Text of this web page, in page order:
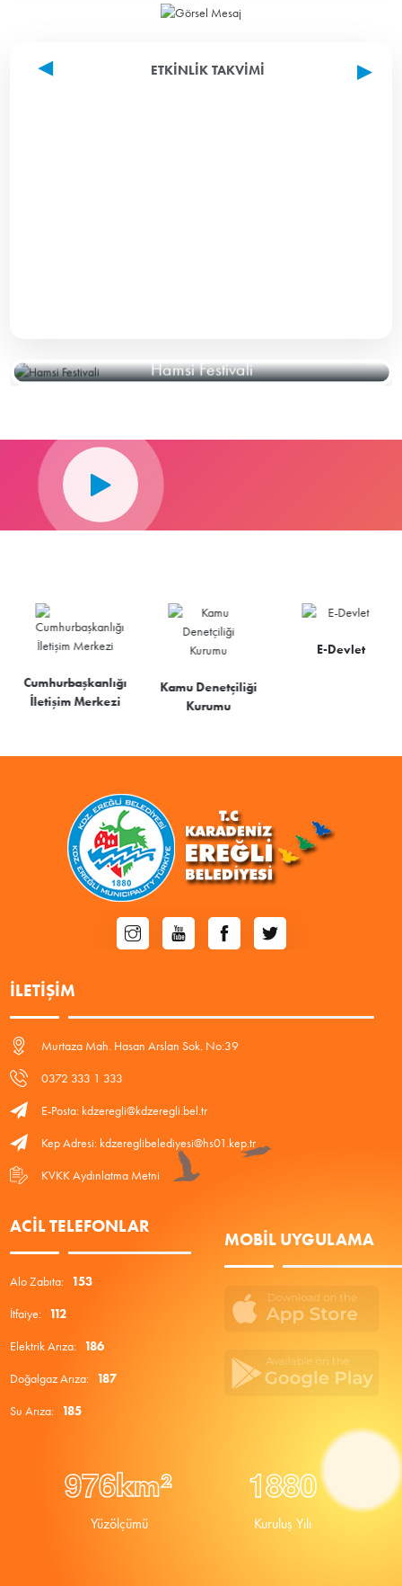
ETKINLIK TAKVIMI
Hamsi Festivali
Cumhurbaşkanlığı
İletişim Merkezi
Kamu Denetçiliği
Kurumu
E-Devlet
İLETIŞIM
Murtaza Mah. Hasan Arslan Sok. No:39
0372 333 1 333
E-Posta: kdzeregli@kdzeregli.bel.tr
Kep Adresi: kdzereglibelediyesi@hs01.kep.tr
KVKK Aydınlatma Metni
ACIL TELEFONLAR
Alo Zabıta: 153
İtfaiye: 112
Elektrik Arıza: 186
Doğalgaz Arıza: 187
Su Arıza: 185
MOBIL UYGULAMA
976km²
Yüzölçümü
1880
Kuruluş Yılı